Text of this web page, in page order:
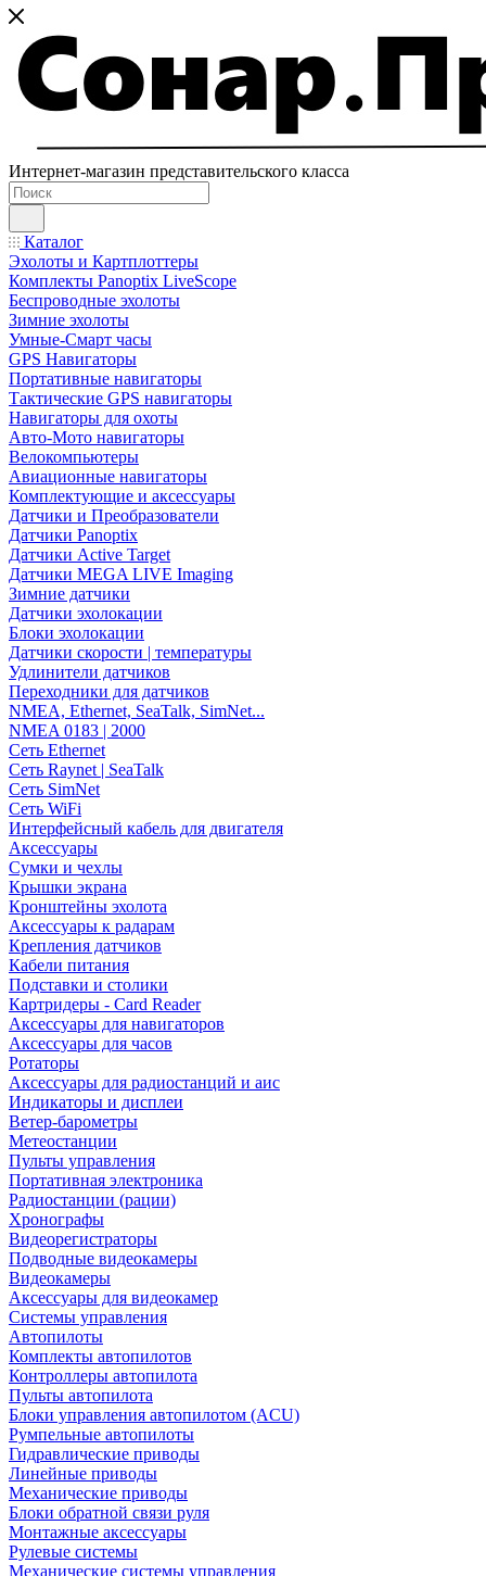
Интернет-магазин представительского класса
Каталог
Эхолоты и Картплоттеры
Комплекты Panoptix LiveScope
Беспроводные эхолоты
Зимние эхолоты
Умные-Смарт часы
GPS Навигаторы
Портативные навигаторы
Тактические GPS навигаторы
Навигаторы для охоты
Авто-Мото навигаторы
Велокомпьютеры
Авиационные навигаторы
Комплектующие и аксессуары
Датчики и Преобразователи
Датчики Panoptix
Датчики Active Target
Датчики MEGA LIVE Imaging
Зимние датчики
Датчики эхолокации
Блоки эхолокации
Датчики скорости | температуры
Удлинители датчиков
Переходники для датчиков
NMEA, Ethernet, SeaTalk, SimNet...
NMEA 0183 | 2000
Сеть Ethernet
Сеть Raynet | SeaTalk
Сеть SimNet
Сеть WiFi
Интерфейсный кабель для двигателя
Аксессуары
Сумки и чехлы
Крышки экрана
Кронштейны эхолота
Аксессуары к радарам
Крепления датчиков
Кабели питания
Подставки и столики
Картридеры - Card Reader
Аксессуары для навигаторов
Аксессуары для часов
Ротаторы
Аксессуары для радиостанций и аис
Индикаторы и дисплеи
Ветер-барометры
Метеостанции
Пульты управления
Портативная электроника
Радиостанции (рации)
Хронографы
Видеорегистраторы
Подводные видеокамеры
Видеокамеры
Аксессуары для видеокамер
Системы управления
Автопилоты
Комплекты автопилотов
Контроллеры автопилота
Пульты автопилота
Блоки управления автопилотом (ACU)
Румпельные автопилоты
Гидравлические приводы
Линейные приводы
Механические приводы
Блоки обратной связи руля
Монтажные аксессуары
Рулевые системы
Механические системы управления